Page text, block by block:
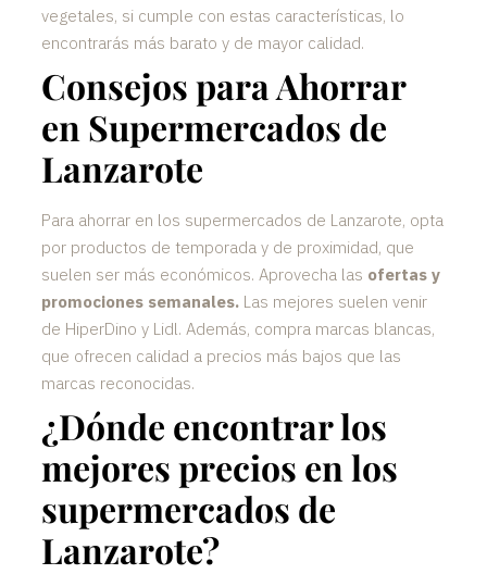
vegetales, si cumple con estas características, lo
encontrarás más barato y de mayor calidad.
Consejos para Ahorrar
en Supermercados de
Lanzarote
Para ahorrar en los supermercados de Lanzarote, opta
por productos de temporada y de proximidad, que
suelen ser más económicos. Aprovecha las ofertas y
promociones semanales. Las mejores suelen venir
de HiperDino y Lidl. Además, compra marcas blancas,
que ofrecen calidad a precios más bajos que las
marcas reconocidas.
¿Dónde encontrar los
mejores precios en los
supermercados de
Lanzarote?